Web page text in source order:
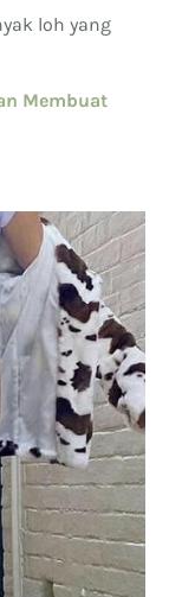
loh yang
Membuat